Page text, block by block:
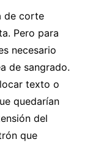
de corte
Pero para
necesario
de sangrado.
texto o
quedarían
del
que